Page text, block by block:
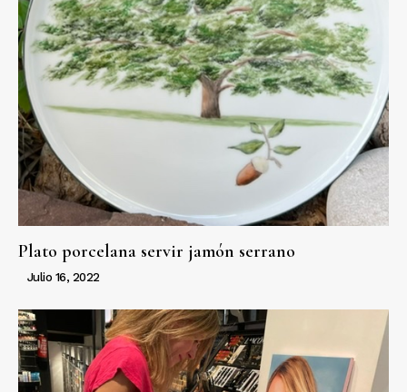
Plato porcelana servir jamón serrano
Julio 16, 2022